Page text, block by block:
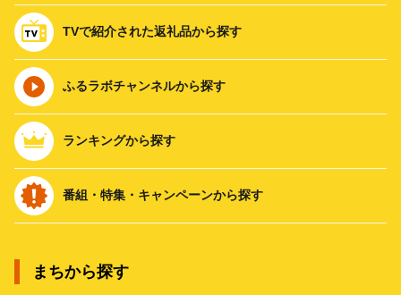
TVで紹介された返礼品から探す
ふるラボチャンネルから探す
ランキングから探す
番組・特集・キャンペーンから探す
まちから探す